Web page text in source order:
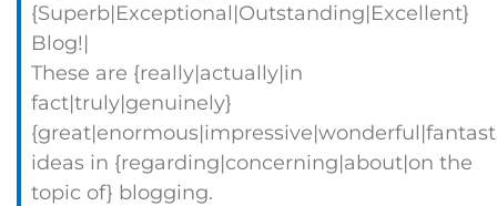
{Superb|Exceptional|Outstanding|Excellent}
Blog!|
These are {really|actually|in
fact|truly|genuinely}
ideas in {regarding|concerning|about|on the
topic of} blogging.